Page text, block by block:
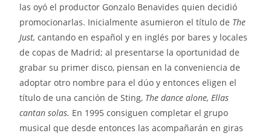
las oyó el productor Gonzalo Benavides quien decidió
promocionarlas. Inicialmente asumieron el título de The
Just,cantando en español y en inglés por bares y locales
de copas de Madrid; al presentarse la oportunidad de
grabar su primer disco, piensan en la conveniencia de
adoptar otro nombre para el dúo y entonces eligen el
título de una canción de Sting, The dance alone, Ellas
cantan solas. En 1995 consiguen completar el grupo
musical que desde entonces las acompañarán en giras